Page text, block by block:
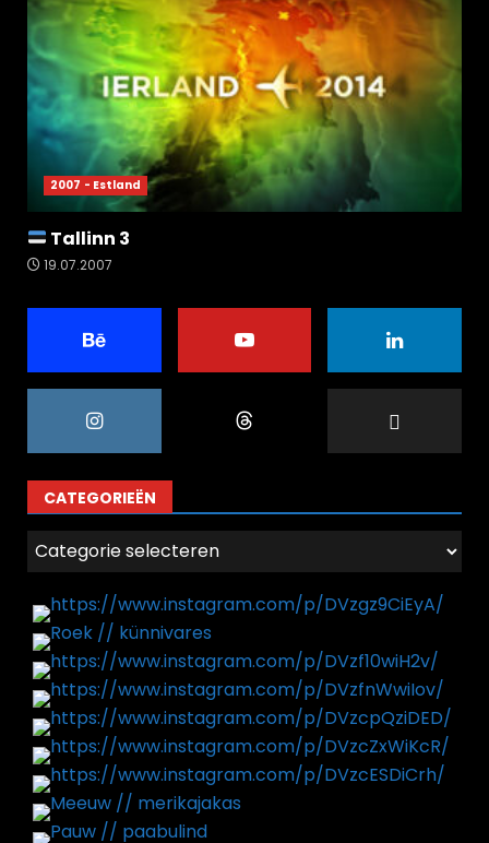
2007 - Estland
Tallinn 3
19.07.2007
CATEGORIEËN
Categorieën